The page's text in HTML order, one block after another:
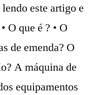
este artigo e
O que é ? • O
de emenda? O
A máquina de
equipamentos